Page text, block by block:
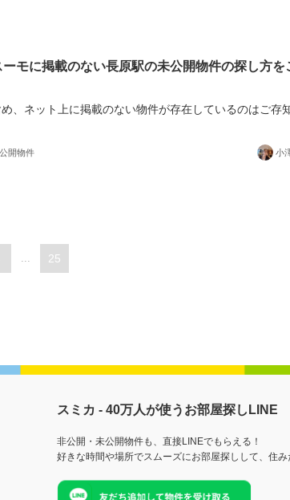
ーモに掲載のない長原駅の未公開物件の探し方を
、ネット上に掲載のない物件が存在しているのはご存
開物件 小
25
スミカ - 40万人が使うお部屋探しLINE
非公開・未公開物件も、直接LINEでもらえる！
好きな時間や場所でスムーズにお部屋探しして、住み